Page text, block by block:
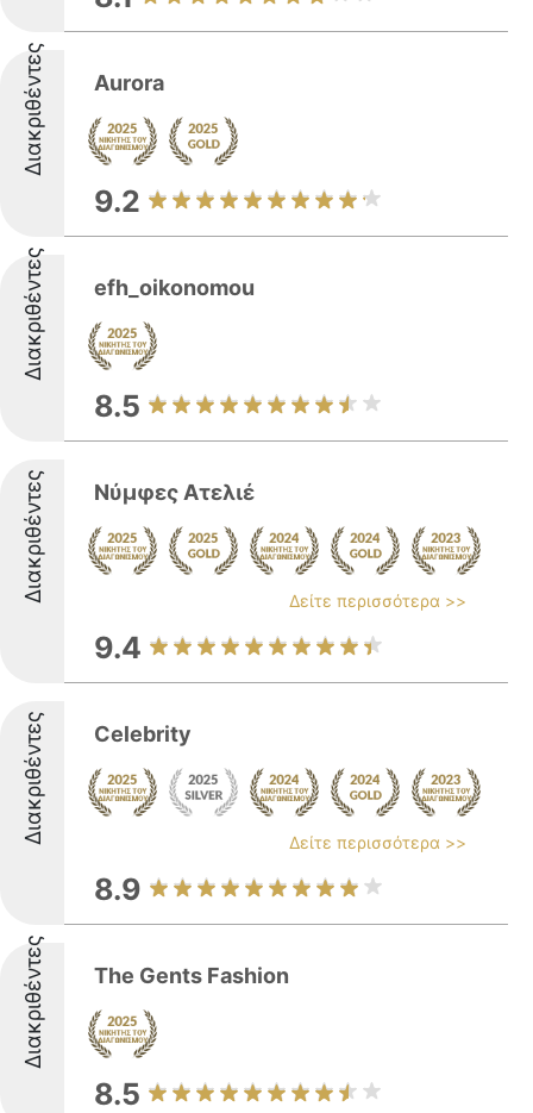
Διακριθέντες Aurora
9.2
Διακριθέντες efh_oikonomou
8.5
Διακριθέντες Νύμφες Ατελιέ
Δείτε περισσότερα >>
9.4
Διακριθέντες Celebrity
Δείτε περισσότερα >>
8.9
Διακριθέντες The Gents Fashion
8.5